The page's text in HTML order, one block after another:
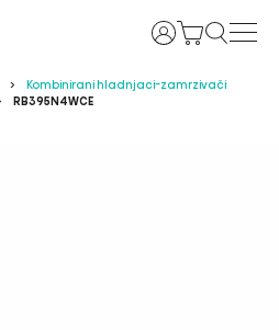
Prijava
Kombinirani hladnjaci-zamrzivači
RB395N4WCE